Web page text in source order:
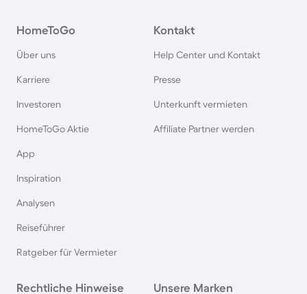
Chalets in Holland
Chalets im Bayerischen Wald
Chalets in Deutschland
Chalets in Bayern
HomeToGo
Über uns
Karriere
Investoren
HomeToGo Aktie
App
Inspiration
Analysen
Reiseführer
Ratgeber für Vermieter
Kontakt
Help Center und Kontakt
Presse
Unterkunft vermieten
Affiliate Partner werden
Rechtliche Hinweise Unsere Marken